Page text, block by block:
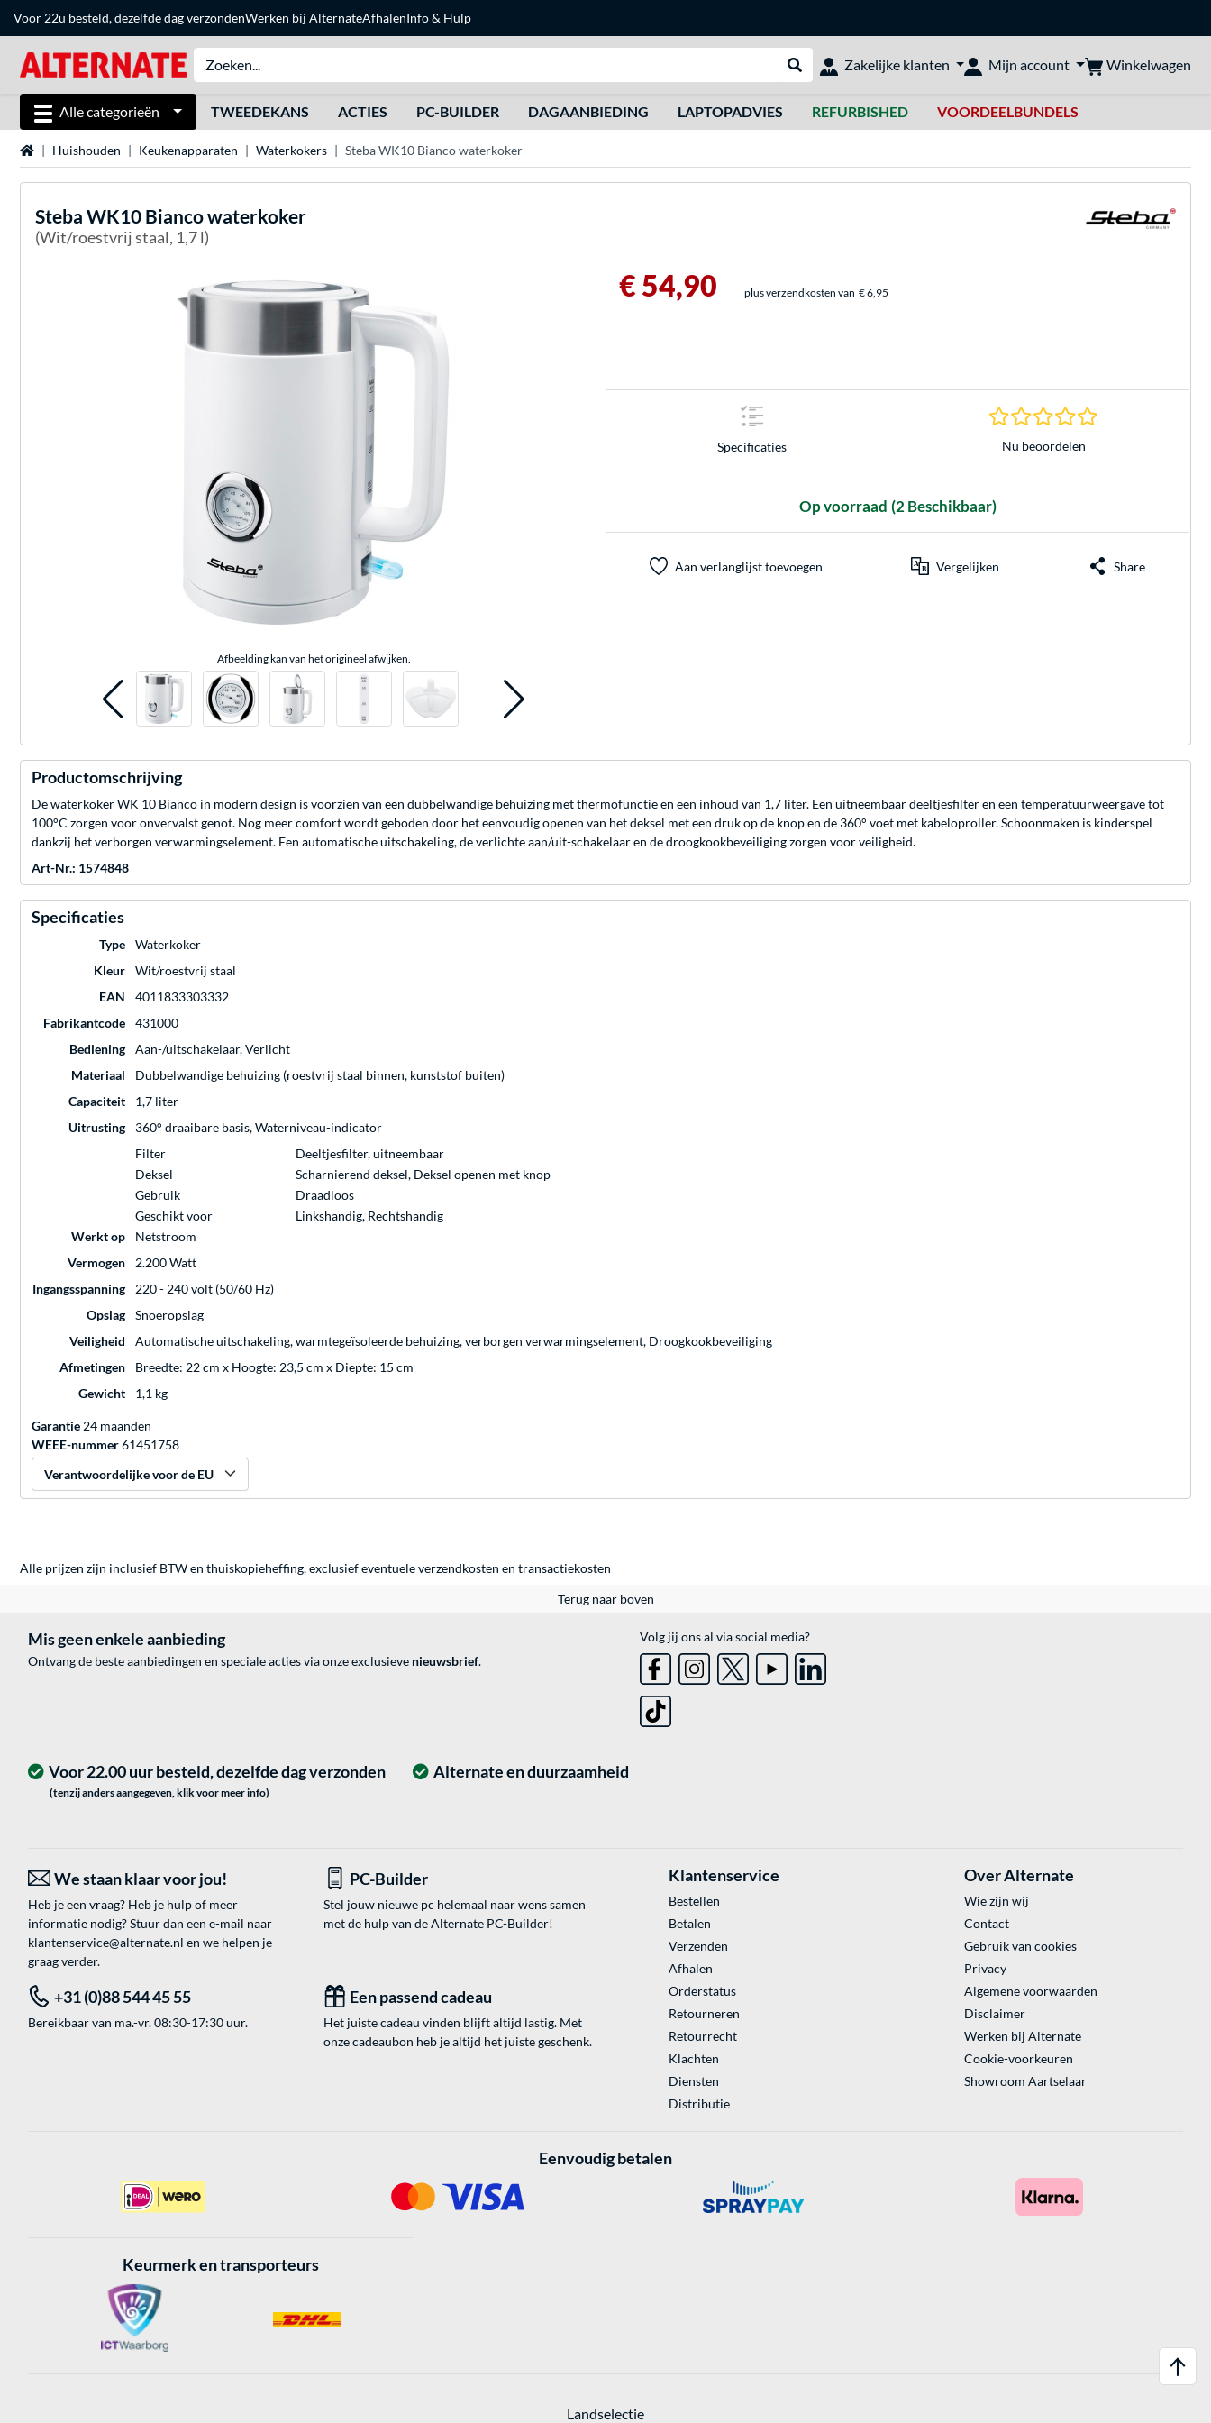
Voor 22u besteld, dezelfde dag verzondenWerken bij AlternateAfhalenInfo & Hulp
Webshop doorzoeken
Zakelijke klanten Mijn account Winkelwagen
Alle categorieën TWEEDEKANS ACTIES PC-BUILDER DAGAANBIEDING LAPTOPADVIES REFURBISHED VOORDEELBUNDELS
Home Huishouden Keukenapparaten Waterkokers Steba WK10 Bianco waterkoker
Steba WK10 Bianco waterkoker
(Wit/roestvrij staal, 1,7 l)
Afbeelding kan van het origineel afwijken.
€ 54,90 plus verzendkosten van € 6,95
Specificaties
0.0 sterren
Nu beoordelen
Op voorraad (2 Beschikbaar)
Aan verlanglijst toevoegen Vergelijken Share
Productomschrijving
De waterkoker WK 10 Bianco in modern design is voorzien van een dubbelwandige behuizing met thermofunctie en een inhoud van 1,7 liter. Een uitneembaar deeltjesfilter en een temperatuurweergave tot
100°C zorgen voor onvervalst genot. Nog meer comfort wordt geboden door het eenvoudig openen van het deksel met een druk op de knop en de 360° voet met kabeloproller. Schoonmaken is kinderspel
dankzij het verborgen verwarmingselement. Een automatische uitschakeling, de verlichte aan/uit-schakelaar en de droogkookbeveiliging zorgen voor veiligheid.
Art-Nr.: 1574848
Specificaties
Type
Waterkoker
Kleur
Wit/roestvrij staal
EAN
4011833303332
Fabrikantcode
431000
Bediening
Aan-/uitschakelaar, Verlicht
Materiaal
Dubbelwandige behuizing (roestvrij staal binnen, kunststof buiten)
Capaciteit
1,7 liter
Uitrusting
360° draaibare basis, Waterniveau-indicator
Filter
Deeltjesfilter, uitneembaar
Deksel
Scharnierend deksel, Deksel openen met knop
Gebruik
Draadloos
Geschikt voor
Linkshandig, Rechtshandig
Werkt op
Netstroom
Vermogen
2.200 Watt
Ingangsspanning
220 - 240 volt (50/60 Hz)
Opslag
Snoeropslag
Veiligheid
Automatische uitschakeling, warmtegeïsoleerde behuizing, verborgen verwarmingselement, Droogkookbeveiliging
Afmetingen
Breedte: 22 cm x Hoogte: 23,5 cm x Diepte: 15 cm
Gewicht
1,1 kg
Garantie 24 maanden
WEEE-nummer61451758
Verantwoordelijke voor de EU
Alle prijzen zijn inclusief BTW en thuiskopieheffing, exclusief eventueleverzendkosten en transactiekosten
Terug naar boven
Mis geen enkele aanbieding
Ontvang de beste aanbiedingen en speciale acties via onze exclusieve nieuwsbrief.
Volg jij ons al via social media?
Alternate en duurzaamheid
Voor 22.00 uur besteld, dezelfde dag verzonden
(tenzij anders aangegeven, klik voor meer info)
We staan klaar voor jou!
Heb je een vraag? Heb je hulp of meer
informatie nodig? Stuur dan een e-mail naar
klantenservice@alternate.nl en we helpen je
graag verder.
PC-Builder
Stel jouw nieuwe pc helemaal naar wens samen
met de hulp van de Alternate PC-Builder!
+31 (0)88 544 45 55
Bereikbaar van ma.-vr. 08:30-17:30 uur.
Een passend cadeau
Het juiste cadeau vinden blijft altijd lastig. Met
onze cadeaubon heb je altijd het juiste geschenk.
Klantenservice
Bestellen
Betalen
Verzenden
Afhalen
Orderstatus
Retourneren
Retourrecht
Klachten
Diensten
Distributie
Over Alternate
Wie zijn wij
Contact
Gebruik van cookies
Privacy
Algemene voorwaarden
Disclaimer
Werken bij Alternate
Cookie-voorkeuren
Showroom Aartselaar
Eenvoudig betalen
Keurmerk en transporteurs
Landselectie